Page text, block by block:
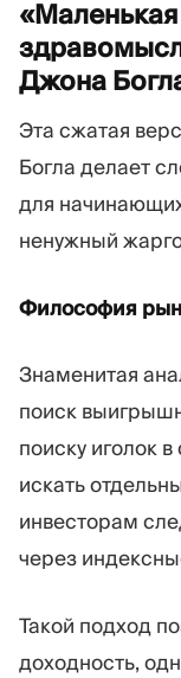
«Маленькая
Джона
Эта сжатая
Богла делает
для
ненужный
Философия
Знаменитая
поиск
поиску иголок
искать
инвесторам
через
Такой подход
доходность,